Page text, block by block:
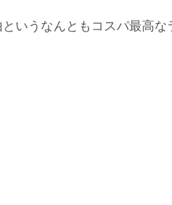
いうなんともコスパ最高な